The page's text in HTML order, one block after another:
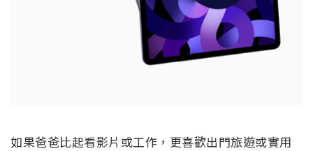
如果爸爸比起看影片或工作，更喜歡出門旅遊或實用